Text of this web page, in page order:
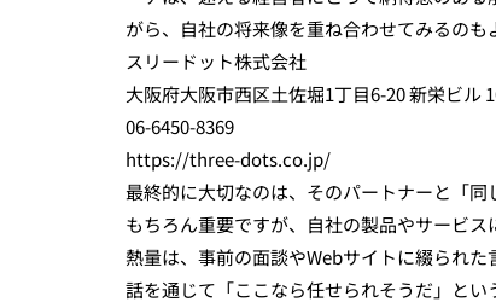
がら、自社の将来像を重ね合わせてみるのも
スリードット株式会社
大阪府大阪市西区土佐堀1丁目6-20 新栄ビル
06-6450-8369
https://three-dots.co.jp/
最終的に大切なのは、そのパートナーと「
もちろん重要ですが、自社の製品やサービ
熱量は、事前の面談やWebサイトに綴られ
話を通じて「ここなら任せられそうだ」と